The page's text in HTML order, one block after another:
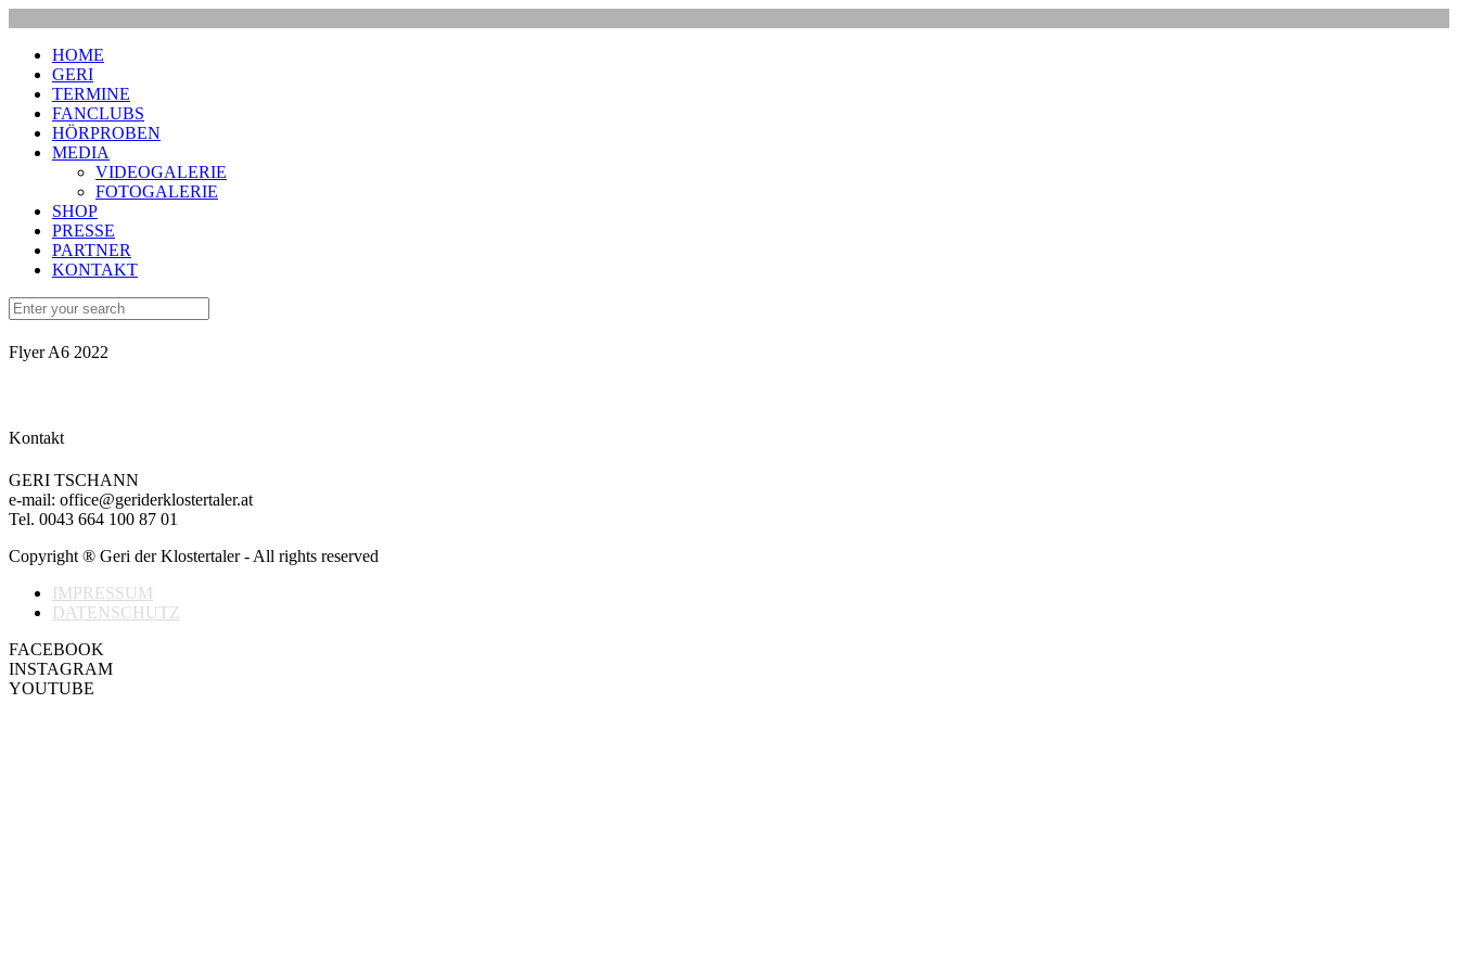
HOME
GERI
TERMINE
FANCLUBS
HÖRPROBEN
MEDIA
VIDEOGALERIE
FOTOGALERIE
SHOP
PRESSE
PARTNER
KONTAKT
Flyer A6 2022
Kontakt
GERI TSCHANN
e-mail: office@geriderklostertaler.at
Tel. 0043 664 100 87 01
Copyright ® Geri der Klostertaler - All rights reserved
IMPRESSUM
DATENSCHUTZ
FACEBOOK
INSTAGRAM
YOUTUBE